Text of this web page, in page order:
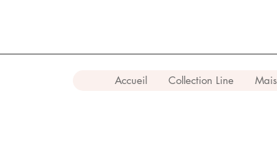
Accueil Collection Line